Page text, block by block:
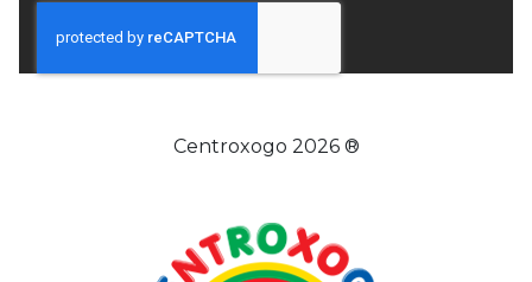
Centroxogo 2026 ®